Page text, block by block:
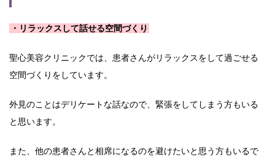
・リラックスして話せる空間づくり
聖心美容クリニックでは、患者さんがリラックスをして過ごせる
空間づくりをしています。
外見のことはデリケートな話なので、緊張をしてしまう方もいる
と思います。
また、他の患者さんと相席になるのを避けたいと思う方もいるで